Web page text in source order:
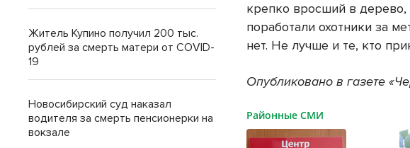
крепко вросший в дерево,
поработали охотники за
нет. Не лучше и те, кто
Опубликовано в газете
Районные СМИ
Житель Купино получил 200 тыс.
рублей за смерть матери от COVID-
19
Новосибирский суд наказал
водителя за смерть пенсионерки на
вокзале